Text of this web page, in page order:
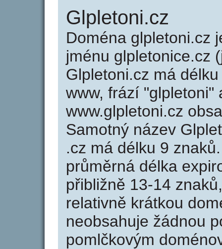
Glpletoni.cz
Doména glpletoni.cz
jménu glpletonice.cz
Glpletoni.cz má
www, frází "glpletoni"
www.glpletoni.cz
Samotný název
.cz má délku 9
průměrná délka
přibližně 13-14
relativně krátkou
neobsahuje žádnou
pomlčkovým